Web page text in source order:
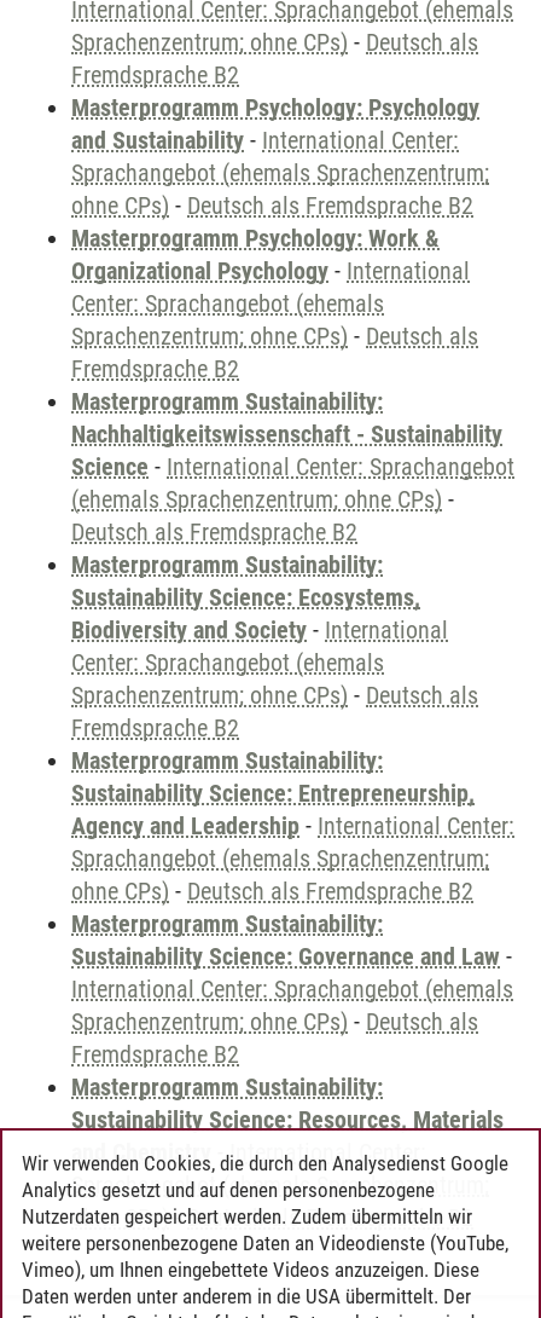
International Center: Sprachangebot (ehemals
Sprachenzentrum; ohne CPs) - Deutsch als
Fremdsprache B2
Masterprogramm Psychology: Psychology
and Sustainability - International Center:
Sprachangebot (ehemals Sprachenzentrum;
ohne CPs) - Deutsch als Fremdsprache B2
Masterprogramm Psychology: Work &
Organizational Psychology - International
Center: Sprachangebot (ehemals
Sprachenzentrum; ohne CPs) - Deutsch als
Fremdsprache B2
Masterprogramm Sustainability:
Nachhaltigkeitswissenschaft - Sustainability
Science - International Center: Sprachangebot
(ehemals Sprachenzentrum; ohne CPs) -
Deutsch als Fremdsprache B2
Masterprogramm Sustainability:
Sustainability Science: Ecosystems,
Biodiversity and Society - International
Center: Sprachangebot (ehemals
Sprachenzentrum; ohne CPs) - Deutsch als
Fremdsprache B2
Masterprogramm Sustainability:
Sustainability Science: Entrepreneurship,
Agency and Leadership - International Center:
Sprachangebot (ehemals Sprachenzentrum;
ohne CPs) - Deutsch als Fremdsprache B2
Masterprogramm Sustainability:
Sustainability Science: Governance and Law -
International Center: Sprachangebot (ehemals
Sprachenzentrum; ohne CPs) - Deutsch als
Fremdsprache B2
Masterprogramm Sustainability:
Sustainability Science: Resources, Materials
and Chemistry -International Center:
Sprachangebot (ehemals Sprachenzentrum;
ohne CPs)-Deutsch als Fremdsprache B2
Wir verwenden Cookies, die durch den Analysedienst Google
Analytics gesetzt und auf denen personenbezogene
Nutzerdaten gespeichert werden. Zudem übermitteln wir
weitere personenbezogene Daten an Videodienste (YouTube,
Vimeo), um Ihnen eingebettete Videos anzuzeigen. Diese
Daten werden unter anderem in die USA übermittelt. Der